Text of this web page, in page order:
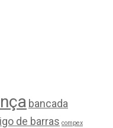
bancada
de barras compex